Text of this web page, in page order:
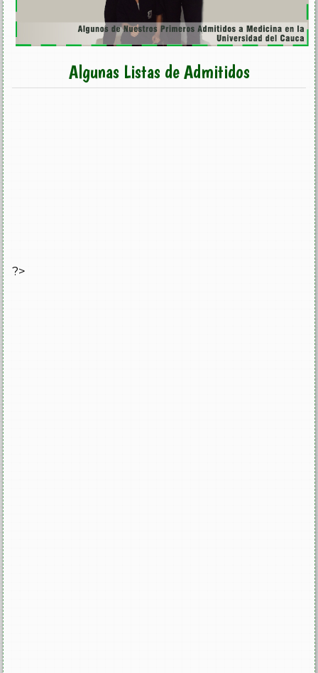
Algunas Listas de Admitidos
?>